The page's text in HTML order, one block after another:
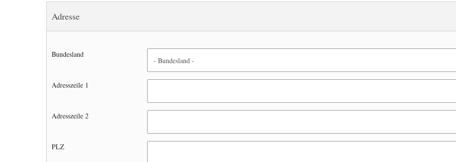
Adresse
Bundesland
Adresszeile 1
Adresszeile 2
PLZ